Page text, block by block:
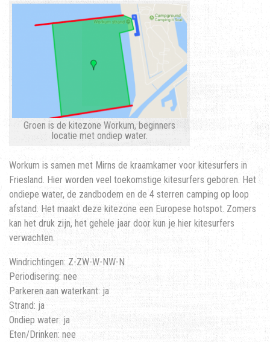
Groen is de kitezone Workum, beginners
locatie met ondiep water.
Workum is samen met Mirns de kraamkamer voor kitesurfers in
Friesland. Hier worden veel toekomstige kitesurfers geboren. Het
ondiepe water, de zandbodem en de 4 sterren camping op loop
afstand. Het maakt deze kitezone een Europese hotspot. Zomers
kan het druk zijn, het gehele jaar door kun je hier kitesurfers
verwachten.
Windrichtingen: Z-ZW-W-NW-N
Periodisering: nee
Parkeren aan waterkant: ja
Strand: ja
Ondiep water: ja
Eten/Drinken: nee